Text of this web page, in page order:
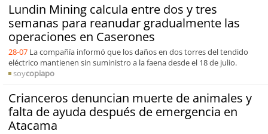
Lundin Mining calcula entre dos y tres
semanas para reanudar gradualmente las
operaciones en Caserones
28-07 La compañía informó que los daños en dos torres del tendido
eléctrico mantienen sin suministro a la faena desde el 18 de julio.
soycopiapo
Crianceros denuncian muerte de animales y
falta de ayuda después de emergencia en
Atacama